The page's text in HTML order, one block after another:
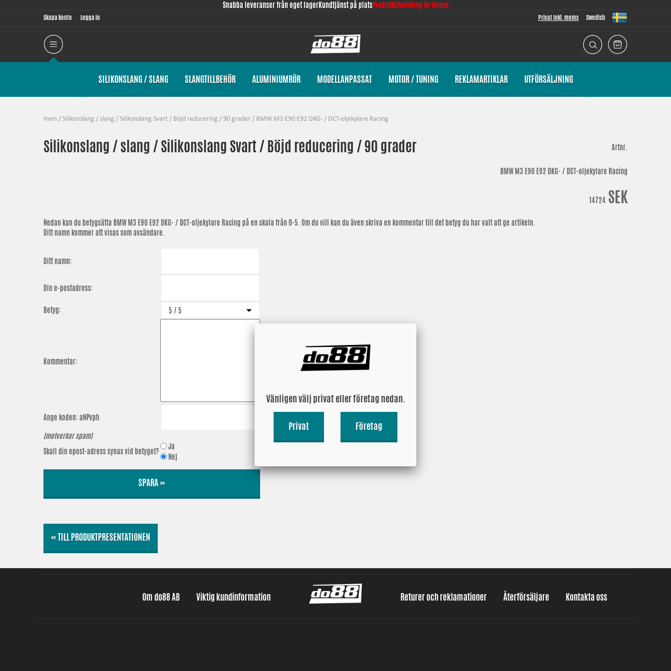
Snabba leveranser från eget lagerKundtjänst på platsProduktutveckling in-house
Skapa konto Logga in Privat Inkl. moms Swedish
SILIKONSLANG / SLANG SLANGTILLBEHÖR ALUMINIUMRÖR MODELLANPASSAT MOTOR / TUNING REKLAMARTIKLAR UTFÖRSÄLJNING
Hem / Silikonslang / slang / Silikonslang Svart / Böjd reducering / 90 grader / BMW M3 E90 E92 DKG- / DCT-oljekylare Racing
Silikonslang / slang / Silikonslang Svart / Böjd reducering / 90 grader Artnr.
BMW M3 E90 E92 DKG- / DCT-oljekylare Racing
14724 SEK
Nedan kan du betygsätta BMW M3 E90 E92 DKG- / DCT-oljekylare Racing på en skala från 0-5. Om du vill kan du även skriva en kommentar till det betyg du har valt att ge artikeln.
Ditt namn kommer att visas som avsändare.
Ditt namn:
Din e-postadress:
Betyg:
Kommentar:
Ange koden: aNPvph
(motverkar spam)
Skall din epost-adress synas vid betyget?
Ja
Nej
SPARA »
« TILL PRODUKTPRESENTATIONEN
Om do88 AB Viktig kundinformation Returer och reklamationer Återförsäljare Kontakta oss
Vänligen välj privat eller företag nedan.
Privat Företag